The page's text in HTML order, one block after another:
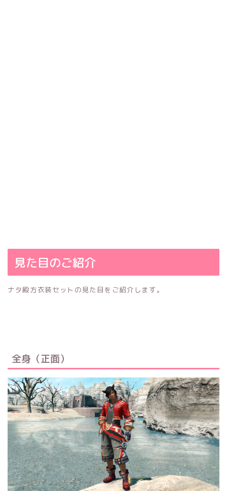
見た目のご紹介
ナタ殿方衣装セットの見た目をご紹介します。
全身（正面）